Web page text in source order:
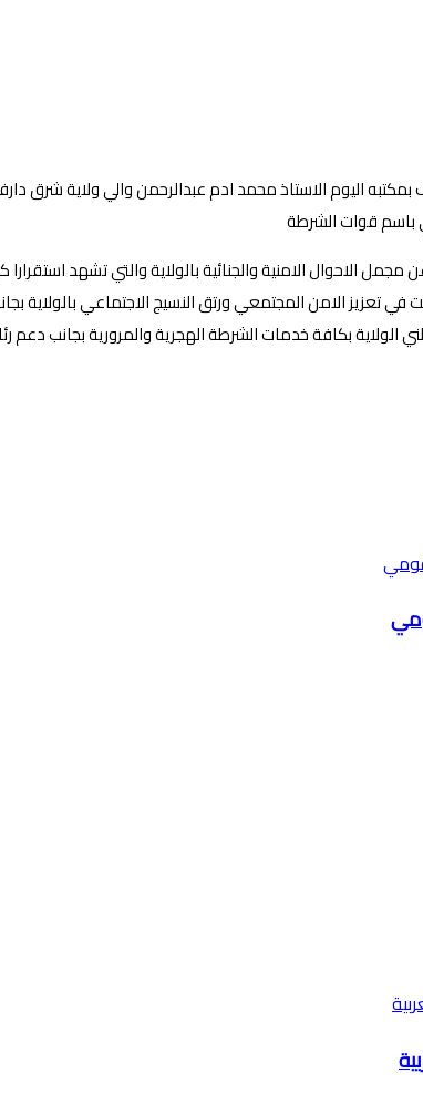
اليوم الاستاذ محمد ادم عبدالرحمن والي ولاية شرق
باسم قوات الشرطة
الاحوال الامنية والجنائية بالولاية والتي تشهد
تعزيز الامن المجتمعي ورتق النسيج الاجتماعي بالولاية
الولاية بكافة خدمات الشرطة الهجرية والمرورية بجانب